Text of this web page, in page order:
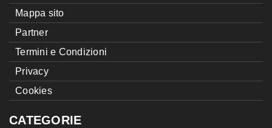
Mappa sito
Partner
Termini e Condizioni
Privacy
Cookies
CATEGORIE